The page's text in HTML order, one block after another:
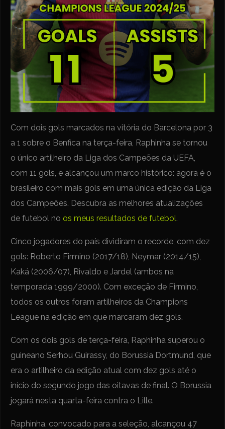
Com dois gols marcados na vitória do Barcelona por 3
a 1 sobre o Benfica na terça-feira, Raphinha se tornou
o único artilheiro da Liga dos Campeões da UEFA,
com 11 gols, e alcançou um marco histórico: agora é o
brasileiro com mais gols em uma única edição da Liga
dos Campeões. Descubra as melhores atualizações
de futebol no os meus resultados de futebol.
Cinco jogadores do país dividiram o recorde, com dez
gols: Roberto Firmino (2017/18), Neymar (2014/15),
Kaká (2006/07), Rivaldo e Jardel (ambos na
temporada 1999/2000). Com exceção de Firmino,
todos os outros foram artilheiros da Champions
League na edição em que marcaram dez gols.
Com os dois gols de terça-feira, Raphinha superou o
guineano Serhou Guirassy, do Borussia Dortmund, que
era o artilheiro da edição atual com dez gols até o
início do segundo jogo das oitavas de final. O Borussia
jogará nesta quarta-feira contra o Lille.
Raphinha, convocado para a seleção, alcançou 47